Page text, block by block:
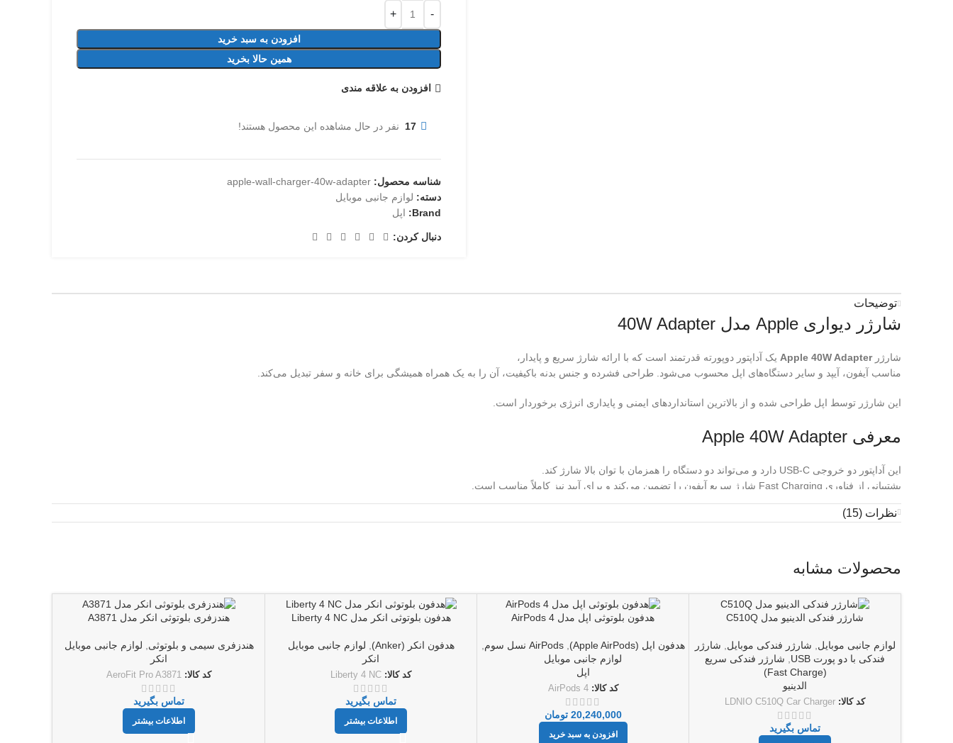
افزودن به سبد خرید
همین حالا بخرید
افزودن به علاقه مندی
17 نفر در حال مشاهده این محصول هستند!
شناسه محصول: apple-wall-charger-40w-adapter
دسته: لوازم جانبی موبایل
Brand:
اپل
دنبال کردن:
توضیحات
شارژر دیواری Apple مدل 40W Adapter
شارژرApple 40W Adapter یک آداپتور دوپورته قدرتمند است که با ارائه شارژ سریع و پایدار،
مناسب آیفون، آیپد و سایر دستگاه‌های اپل محسوب می‌شود. طراحی فشرده و جنس بدنه باکیفیت، آن را به یک همراه همیشگی برای خانه و سفر تبدیل می‌کند.
این شارژر توسط اپل طراحی شده و از بالاترین استانداردهای ایمنی و پایداری انرژی برخوردار است.
معرفی Apple 40W Adapter
این آداپتور دو خروجی USB-C دارد و می‌تواند دو دستگاه را همزمان با توان بالا شارژ کند.
پشتیبانی از فناوری Fast Charging شارژ سریع آیفون را تضمین می‌کند و برای آیپد نیز کاملاً مناسب است.
عملکرد پایدار و تولید حرارت کم باعث شده یکی از ایمن‌ترین آداپتورهای موجود باشد.
شارژ آیپد و ایرپاد
استفاده در خانه، اداره و سفر
مزایا
پشتیبانی از Fast Charging
ایمنی بالا و کنترل حرارت
طراحی فشرده و قابل حمل
نظرات (15)
محصولات مشابه
شارژر فندکی الدینیو مدل C510Q
لوازم جانبی موبایل, شارژر فندکی موبایل, شارژر
فندکی با دو پورت USB
, شارژر فندکی سریع
(Fast Charge)
الدینیو
کد کالا: LDNIO C510Q Car Charger
تماس بگیرید
هدفون بلوتوثی اپل مدل AirPods 4
هدفون اپل (Apple AirPods) ,AirPods نسل سوم
,
لوازم جانبی موبایل
اپل
کد کالا:AirPods 4
20,240,000 تومان
افزودن به سبد خرید
هدفون بلوتوثی انکر مدل Liberty 4 NC
هدفون انکر (Anker) , لوازم جانبی موبایل
انکر
کد کالا: Liberty 4 NC
تماس بگیرید
اطلاعات بیشتر
هندزفری بلوتوثی انکر مدل A3871
هندزفری سیمی و بلوتوثی, لوازم جانبی موبایل
انکر
کد کالا: AeroFit Pro A3871
تماس بگیرید
اطلاعات بیشتر